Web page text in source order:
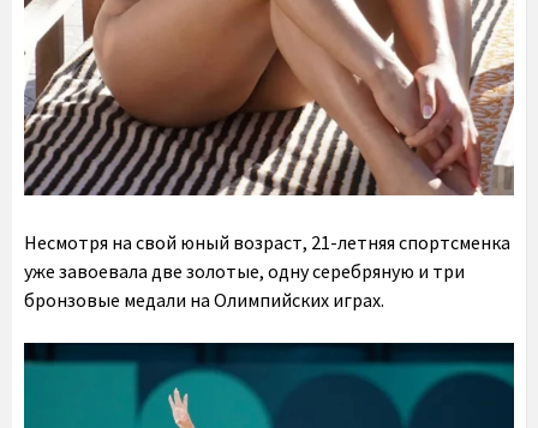
Несмотря на свой юный возраст, 21-летняя спортсменка
уже завоевала две золотые, одну серебряную и три
бронзовые медали на Олимпийских играх.